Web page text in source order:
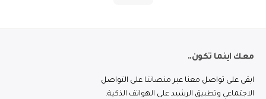
معك اينما تكون..
ابقى على تواصل معنا عبر منصاتنا على التواصل
الاجتماعي وتطبيق الرشيد على الهواتف الذكية.